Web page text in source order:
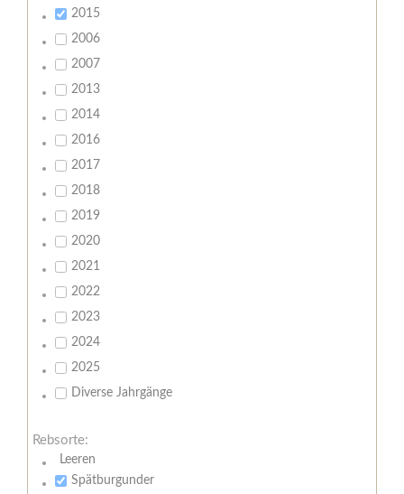
2015
2006
2007
2013
2014
2016
2017
2018
2019
2020
2021
2022
2023
2024
2025
Diverse Jahrgänge
Rebsorte:
Leeren
Spätburgunder